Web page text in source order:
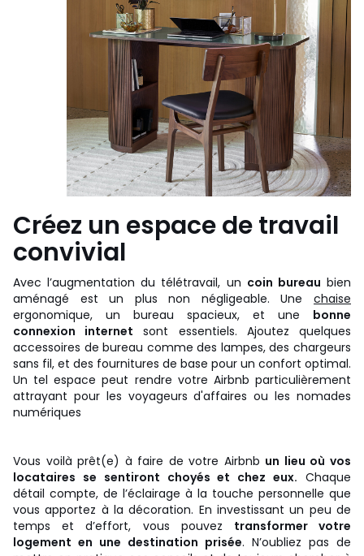
Créez un espace de travail
convivial
Avec l’augmentation du télétravail, un coin bureau bien
aménagé est un plus non négligeable. Une chaise
ergonomique, un bureau spacieux, et une bonne
connexion internet sont essentiels. Ajoutez quelques
accessoires de bureau comme des lampes, des chargeurs
sans fil, et des fournitures de base pour un confort optimal.
Un tel espace peut rendre votre Airbnb particulièrement
attrayant pour les voyageurs d'affaires ou les nomades
numériques
Vous voilà prêt(e) à faire de votre Airbnb un lieu où vos
locataires se sentiront choyés et chez eux. Chaque
détail compte, de l’éclairage à la touche personnelle que
vous apportez à la décoration. En investissant un peu de
temps et d’effort, vous pouvez transformer votre
logement en une destination prisée. N’oubliez pas de